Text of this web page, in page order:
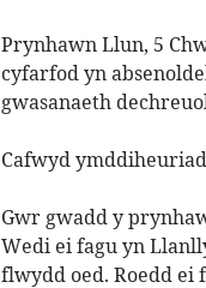
Prynhawn Llun, 5
cyfarfod yn
gwasanaeth
Cafwyd
Gwr gwadd y
Wedi ei fagu yn
flwydd oed. Roedd ei